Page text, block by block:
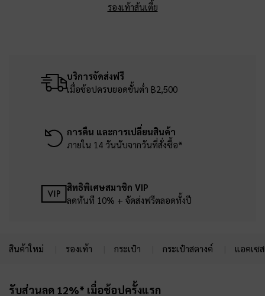
รองเท้าส้นเตี้ย
บริการจัดส่งฟรี
เมื่อช้อปครบยอดขั้นต่ำ ฿2,500
การคืน และการเปลี่ยนสินค้า
ภายใน 14 วันนับจากวันที่สั่งซื้อ*
สิทธิพิเศษสมาชิก VIP
ลดทันที 10% + จัดส่งฟรีตลอดทั้งปี
สินค้าใหม่ รองเท้า กระเป๋า กระเป๋าสตางค์ แอคเซ
รับส่วนลด 12%* เมื่อช้อปครั้งแรก